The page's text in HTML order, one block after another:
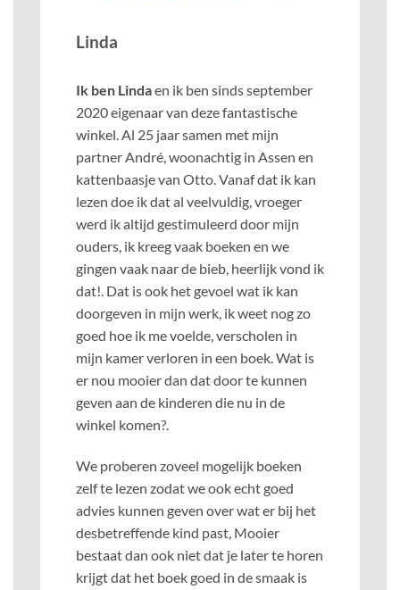
Linda
Ik ben Lindaen ik ben sinds september
2020 eigenaar van deze fantastische
winkel. Al 25 jaar samen met mijn
partner André, woonachtig in Assen en
kattenbaasje van Otto. Vanaf dat ik kan
lezen doe ik dat al veelvuldig, vroeger
werd ik altijd gestimuleerd door mijn
ouders, ik kreeg vaak boeken en we
gingen vaak naar de bieb, heerlijk vond ik
dat!. Dat is ook het gevoel wat ik kan
doorgeven in mijn werk, ik weet nog zo
goed hoe ik me voelde, verscholen in
mijn kamer verloren in een boek. Wat is
er nou mooier dan dat door te kunnen
geven aan de kinderen die nu in de
winkel komen?.
We proberen zoveel mogelijk boeken
zelf te lezen zodat we ook echt goed
advies kunnen geven over wat er bij het
desbetreffende kind past, Mooier
bestaat dan ook niet dat je later te horen
krijgt dat het boek goed in de smaak is